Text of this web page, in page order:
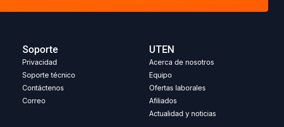
Soporte
Privacidad
Soporte técnico
Contáctenos
Correo
UTEN
Acerca de nosotros
Equipo
Ofertas laborales
Afiliados
Actualidad y noticias